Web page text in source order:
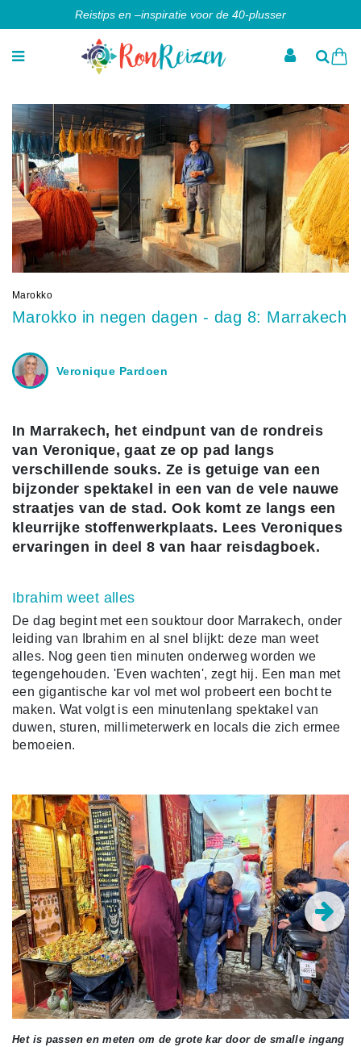
Reistips en –inspiratie voor de 40-plusser
Marokko
Marokko in negen dagen - dag 8: Marrakech
Veronique Pardoen
In Marrakech, het eindpunt van de rondreis
van Veronique, gaat ze op pad langs
verschillende souks. Ze is getuige van een
bijzonder spektakel in een van de vele nauwe
straatjes van de stad. Ook komt ze langs een
kleurrijke stoffenwerkplaats. Lees Veroniques
ervaringen in deel 8 van haar reisdagboek.
Ibrahim weet alles
De dag begint met een souktour door Marrakech, onder
leiding van Ibrahim en al snel blijkt: deze man weet
alles. Nog geen tien minuten onderweg worden we
tegengehouden. 'Even wachten', zegt hij. Een man met
een gigantische kar vol met wol probeert een bocht te
maken. Wat volgt is een minutenlang spektakel van
duwen, sturen, millimeterwerk en locals die zich ermee
bemoeien.
Het is passen en meten om de grote kar door de smalle ingang